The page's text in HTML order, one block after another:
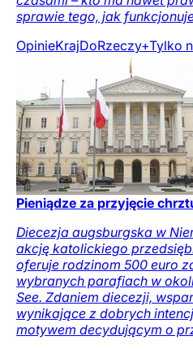
sprawie tego, jak
OpinieKrajDoRzeczy+Tylko
Pieniądze za przyjęcie
Diecezja augsburgska w
akcję katolickiego
oferuje rodzinom 500 euro
wybranych parafiach w
See. Zdaniem diecezji,
wynikające z dobrych
motywem decydującym o